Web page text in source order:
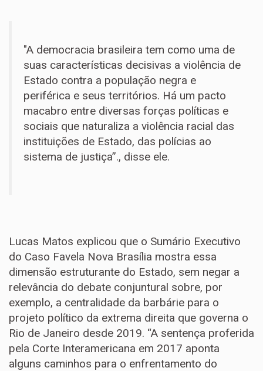
"A democracia brasileira tem como uma de
suas características decisivas a violência de
Estado contra a população negra e
periférica e seus territórios. Há um pacto
macabro entre diversas forças políticas e
sociais que naturaliza a violência racial das
instituições de Estado, das polícias ao
sistema de justiça”., disse ele.
Lucas Matos explicou que o Sumário Executivo
do Caso Favela Nova Brasília mostra essa
dimensão estruturante do Estado, sem negar a
relevância do debate conjuntural sobre, por
exemplo, a centralidade da barbárie para o
projeto político da extrema direita que governa o
Rio de Janeiro desde 2019. “A sentença proferida
pela Corte Interamericana em 2017 aponta
alguns caminhos para o enfrentamento do